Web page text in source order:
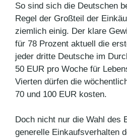
So sind sich die Deutschen
Regel der Großteil der
ziemlich einig. Der klare
für 78 Prozent aktuell die
jeder dritte Deutsche im
50 EUR pro Woche für
Vierten dürfen die
70 und 100 EUR kosten.
Doch nicht nur die Wahl des
generelle Einkaufsverhalten